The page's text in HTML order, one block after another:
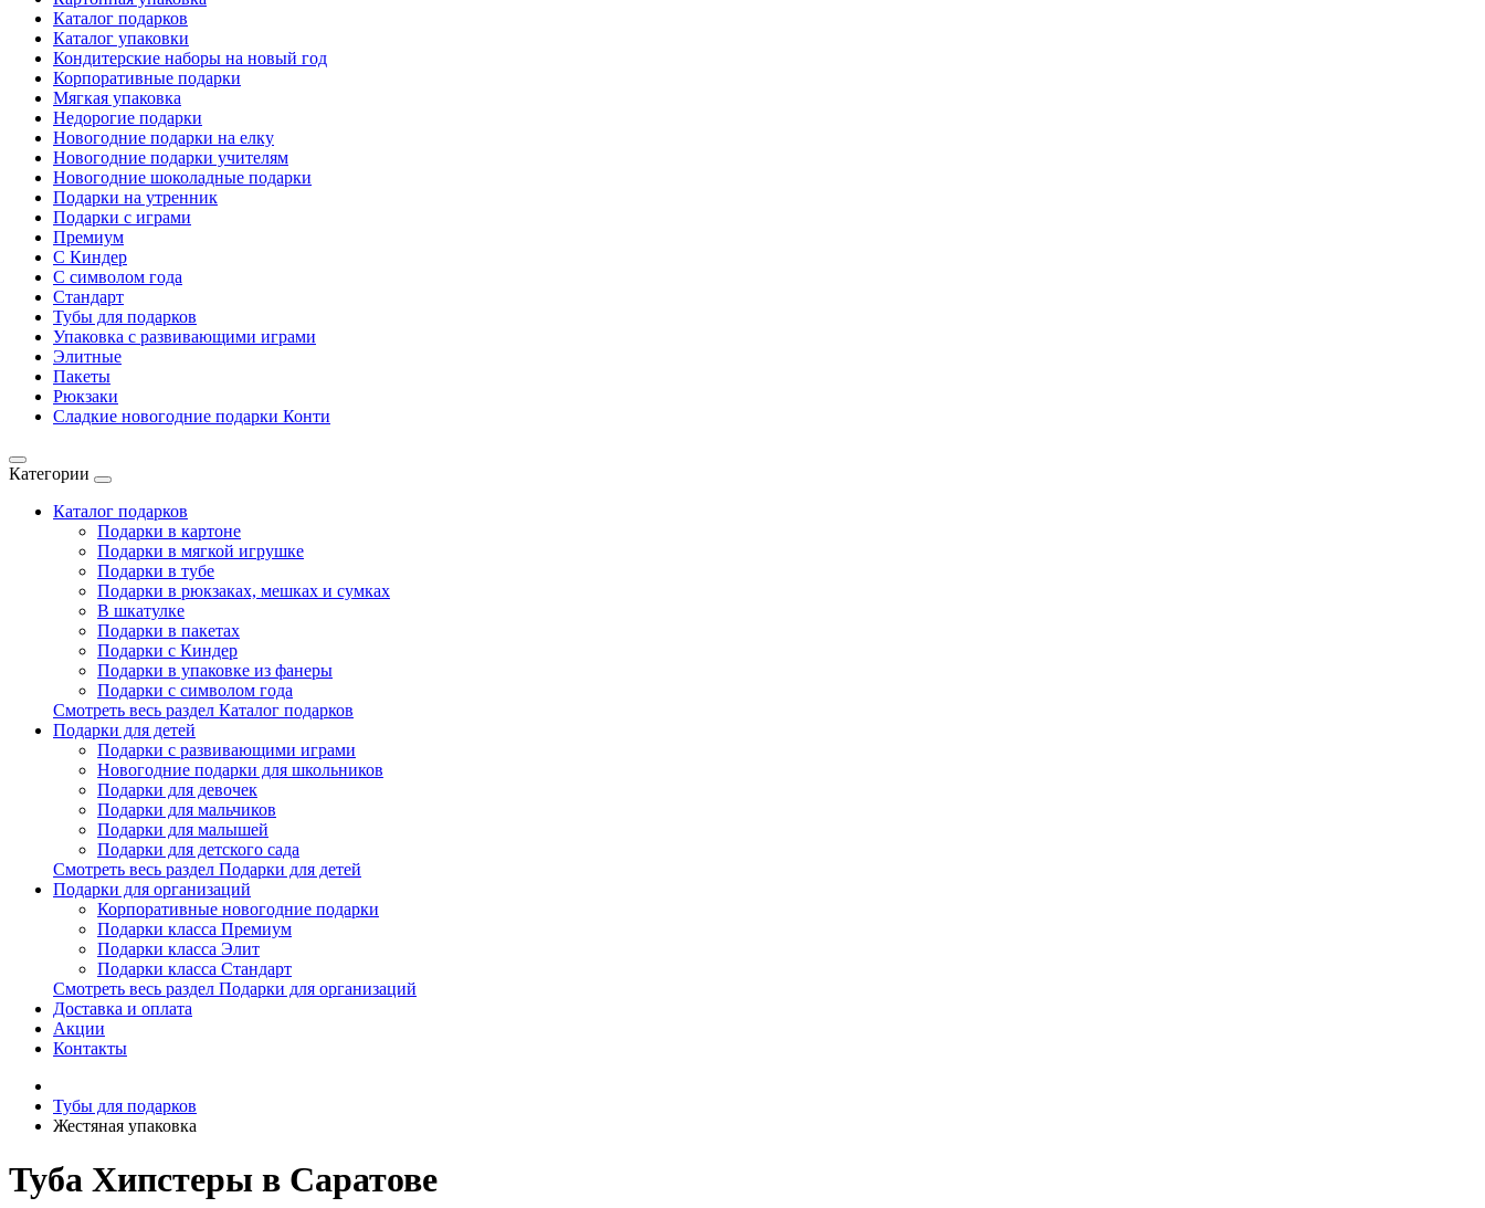
Каталог подарков
Каталог упаковки
Кондитерские наборы на новый год
Корпоративные подарки
Мягкая упаковка
Недорогие подарки
Новогодние подарки на елку
Новогодние подарки учителям
Новогодние шоколадные подарки
Подарки на утренник
Подарки с играми
Премиум
С Киндер
С символом года
Стандарт
Тубы для подарков
Упаковка с развивающими играми
Элитные
Пакеты
Рюкзаки
Сладкие новогодние подарки Конти
Категории
Каталог подарков
Подарки в картоне
Подарки в мягкой игрушке
Подарки в тубе
Подарки в рюкзаках, мешках и сумках
В шкатулке
Подарки в пакетах
Подарки с Киндер
Подарки в упаковке из фанеры
Подарки с символом года
Смотреть весь раздел Каталог подарков
Подарки для детей
Подарки с развивающими играми
Новогодние подарки для школьников
Подарки для девочек
Подарки для мальчиков
Подарки для малышей
Подарки для детского сада
Смотреть весь раздел Подарки для детей
Подарки для организаций
Корпоративные новогодние подарки
Подарки класса Премиум
Подарки класса Элит
Подарки класса Стандарт
Смотреть весь раздел Подарки для организаций
Доставка и оплата
Акции
Контакты
Тубы для подарков
Жестяная упаковка
Туба Хипстеры в Саратове